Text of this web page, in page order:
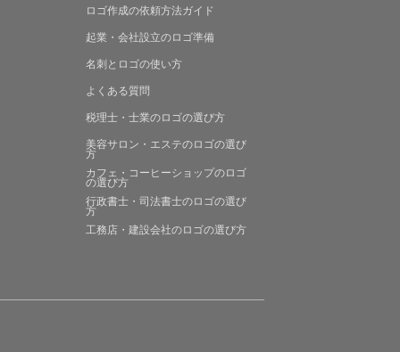
ロゴ作成の依頼方法ガイド
起業・会社設立のロゴ準備
名刺とロゴの使い方
よくある質問
税理士・士業のロゴの選び方
美容サロン・エステのロゴの選び
方
カフェ・コーヒーショップのロゴ
の選び方
行政書士・司法書士のロゴの選び
方
工務店・建設会社のロゴの選び方